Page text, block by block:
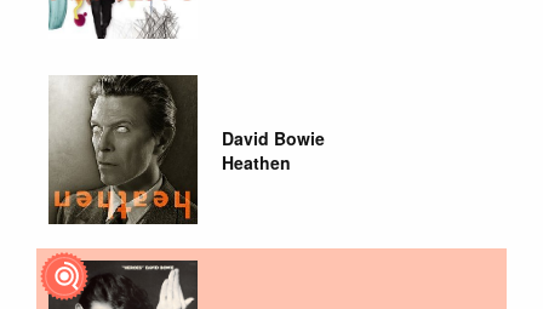
David Bowie
Heathen